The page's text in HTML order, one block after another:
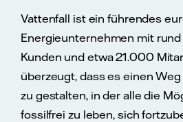
Vattenfall ist ein führendes
Energieunternehmen mit rund
Kunden und etwa 21.000
überzeugt, dass es einen
zu gestalten, in der alle die
fossilfrei zu leben, sich